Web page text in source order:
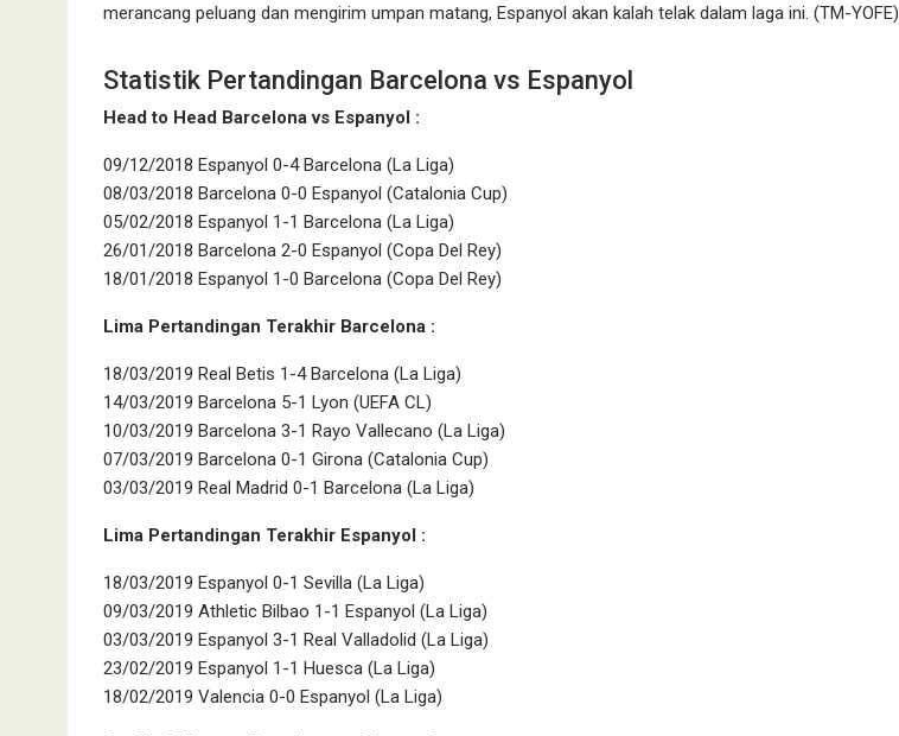
merancang peluang dan mengirim umpan matang, Espanyol akan kalah telak dalam laga ini. (TM-YOFE)
Statistik Pertandingan Barcelona vs Espanyol
Head to Head Barcelona vs Espanyol :
09/12/2018 Espanyol 0-4 Barcelona (La Liga)
08/03/2018 Barcelona 0-0 Espanyol (Catalonia Cup)
05/02/2018 Espanyol 1-1 Barcelona (La Liga)
26/01/2018 Barcelona 2-0 Espanyol (Copa Del Rey)
18/01/2018 Espanyol 1-0 Barcelona (Copa Del Rey)
Lima Pertandingan Terakhir Barcelona :
18/03/2019 Real Betis 1-4 Barcelona (La Liga)
14/03/2019 Barcelona 5-1 Lyon (UEFA CL)
10/03/2019 Barcelona 3-1 Rayo Vallecano (La Liga)
07/03/2019 Barcelona 0-1 Girona (Catalonia Cup)
03/03/2019 Real Madrid 0-1 Barcelona (La Liga)
Lima Pertandingan Terakhir Espanyol :
18/03/2019 Espanyol 0-1 Sevilla (La Liga)
09/03/2019 Athletic Bilbao 1-1 Espanyol (La Liga)
03/03/2019 Espanyol 3-1 Real Valladolid (La Liga)
23/02/2019 Espanyol 1-1 Huesca (La Liga)
18/02/2019 Valencia 0-0 Espanyol (La Liga)